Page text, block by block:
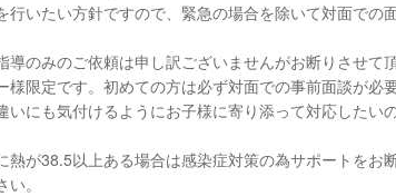
行いたい方針ですので、緊急の場合を除いて対面での
のみのご依頼は申し訳ございませんがお断りさせて
限定です。初めての方は必ず対面での事前面談が必
いにも気付けるようにお子様に寄り添って対応したい
が38.5以上ある場合は感染症対策の為サポートをお
。